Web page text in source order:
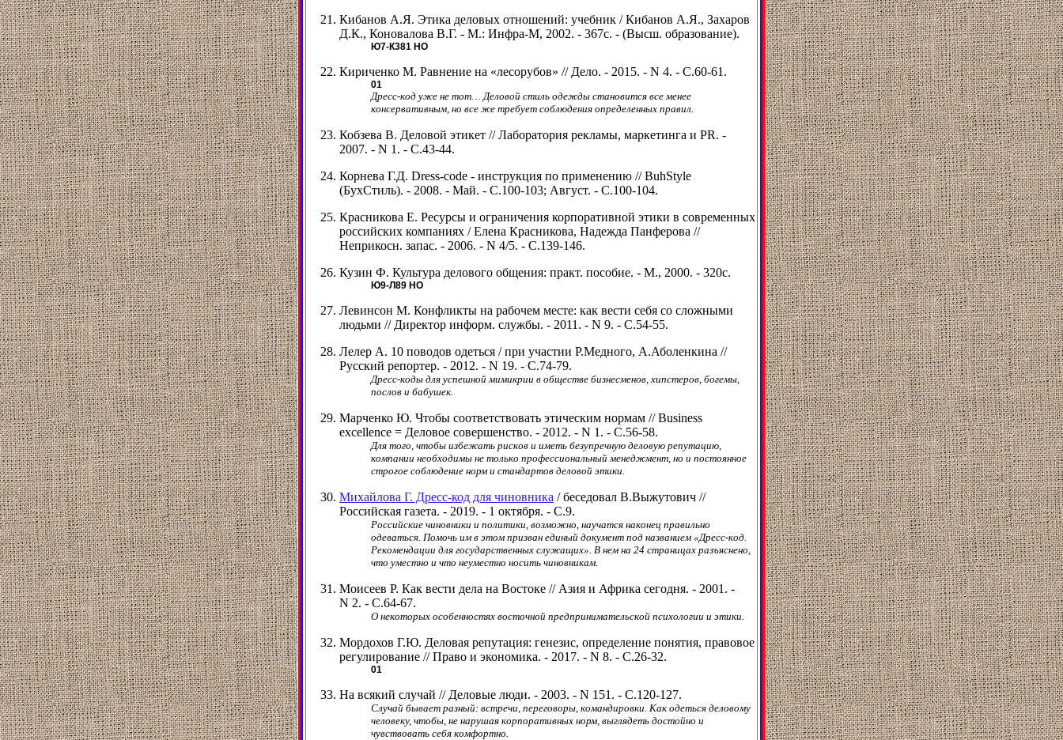
Кибанов А.Я. Этика деловых отношений: учебник / Кибанов А.Я., Захаров
Д.К., Коновалова В.Г. - М.: Инфра-М, 2002. - 367с. - (Высш. образование).
Ю7-К381 НО
Кириченко М. Равнение на «лесорубов» // Дело. - 2015. - N 4. - С.60-61.
01
Дресс-код уже не тот… Деловой стиль одежды становится все менее
консервативным, но все же требует соблюдения определенных правил.
Кобзева В. Деловой этикет // Лаборатория рекламы, маркетинга и PR. -
2007. - N 1. - С.43-44.
Корнева Г.Д. Dress-code - инструкция по применению // BuhStyle
(БухСтиль). - 2008. - Май. - С.100-103; Август. - С.100-104.
Красникова Е. Ресурсы и ограничения корпоративной этики в современных
российских компаниях / Елена Красникова, Надежда Панферова //
Неприкосн. запас. - 2006. - N 4/5. - С.139-146.
Кузин Ф. Культура делового общения: практ. пособие. - М., 2000. - 320с.
Ю9-Л89 НО
Левинсон М. Конфликты на рабочем месте: как вести себя со сложными
людьми // Директор информ. службы. - 2011. - N 9. - С.54-55.
Лелер А. 10 поводов одеться / при участии Р.Медного, А.Аболенкина //
Русский репортер. - 2012. - N 19. - С.74-79.
Дресс-коды для успешной мимикрии в обществе бизнесменов, хипстеров, богемы,
послов и бабушек.
Марченко Ю. Чтобы соответствовать этическим нормам // Business
excellence = Деловое совершенство. - 2012. - N 1. - С.56-58.
Для того, чтобы избежать рисков и иметь безупречную деловую репутацию,
компании необходимы не только профессиональный менеджмент, но и постоянное
строгое соблюдение норм и стандартов деловой этики.
Михайлова Г. Дресс-код для чиновника / беседовал В.Выжутович //
Российская газета. - 2019. - 1 октября. - С.9.
Российские чиновники и политики, возможно, научатся наконец правильно
одеваться. Помочь им в этом призван единый документ под названием «Дресс-код.
Рекомендации для государственных служащих». В нем на 24 страницах разъяснено,
что уместно и что неуместно носить чиновникам.
Моисеев Р. Как вести дела на Востоке // Азия и Африка сегодня. - 2001. -
N 2. - С.64-67.
О некоторых особенностях восточной предпринимательской психологии и этики.
Мордохов Г.Ю. Деловая репутация: генезис, определение понятия, правовое
регулирование // Право и экономика. - 2017. - N 8. - С.26-32.
01
На всякий случай // Деловые люди. - 2003. - N 151. - С.120-127.
Случай бывает разный: встречи, переговоры, командировки. Как одеться деловому
человеку, чтобы, не нарушая корпоративных норм, выглядеть достойно и
чувствовать себя комфортно.